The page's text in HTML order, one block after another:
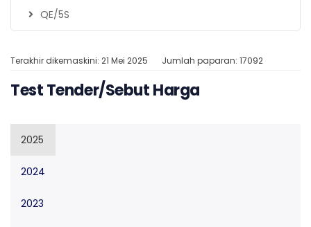
QE/5S
Terakhir dikemaskini: 21 Mei 2025 Jumlah paparan: 17092
Test Tender/Sebut Harga
2025
2024
2023